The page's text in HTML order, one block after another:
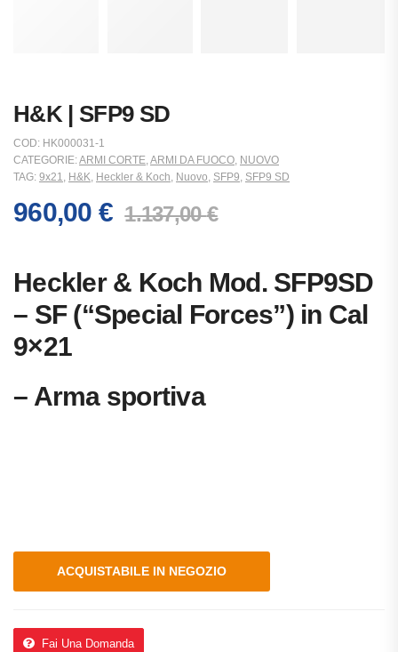
H&K | SFP9 SD
COD: HK000031-1
CATEGORIE:ARMI CORTE,ARMI DA FUOCO, NUOVO
TAG: 9x21, H&K, Heckler & Koch, Nuovo, SFP9, SFP9 SD
960,00 € 1.137,00€
Heckler & Koch Mod. SFP9SD
– SF (“Special Forces”) in Cal
9×21
– Arma sportiva
ACQUISTABILE IN NEGOZIO
Fai Una Domanda